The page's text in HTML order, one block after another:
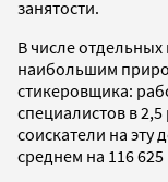
занятости.
В числе
наибольшим
стикеровщика:
специалистов в
соискатели на эту
среднем на 116